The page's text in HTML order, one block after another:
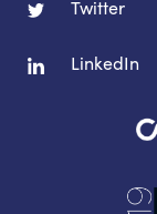
Twitter
LinkedIn